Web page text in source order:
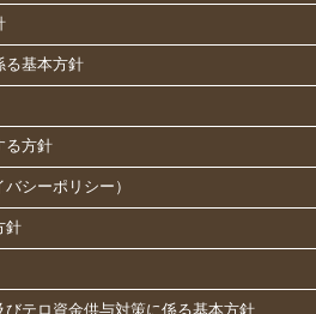
る基本方針
る方針
シーポリシー）
針
テロ資金供与対策に係る基本方針